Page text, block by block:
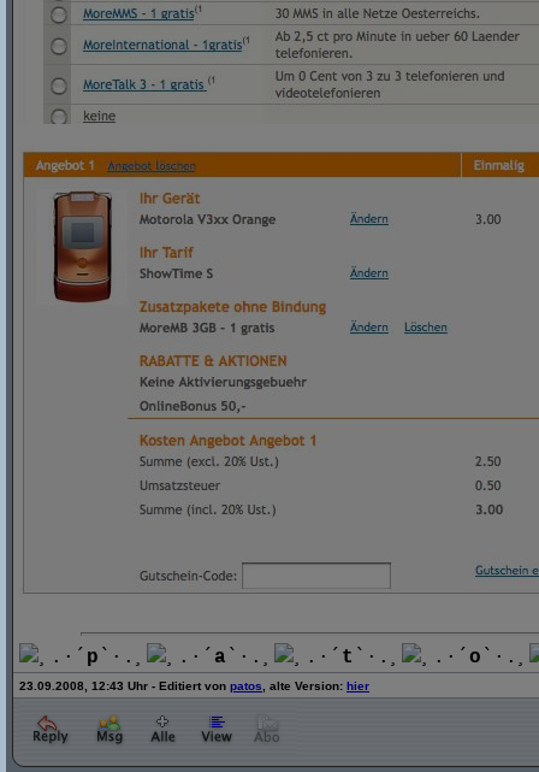
¸.·´ p `·.¸ ¸.·´ a `·.¸ ¸.·´ t `·.¸ ¸.·´ o `·.¸
23.09.2008, 12:43 Uhr - Editiert von patos , alte Version: hier